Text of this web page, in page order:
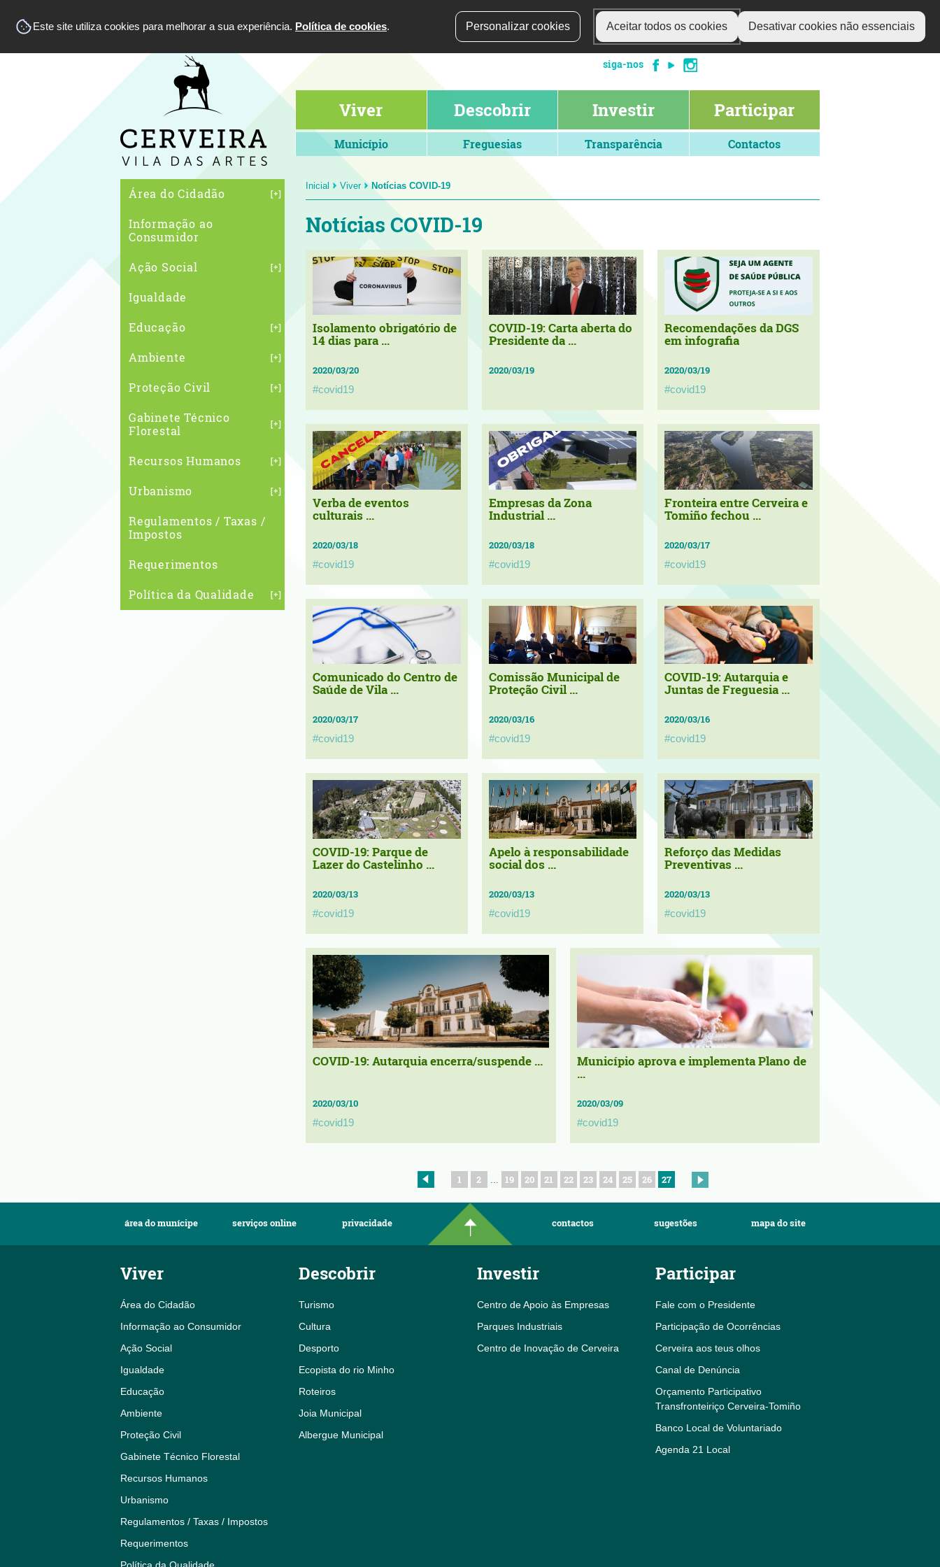
Este site utiliza cookies para melhorar a sua experiência. Política de cookies. Personalizar cookies Aceitar todos os cookies Desativar cookies não essenciais
siga-nos
Viver Descobrir Investir Participar
Município Freguesias Transparência Contactos
Área do Cidadão
Informação ao
Consumidor
Ação Social
Igualdade
Educação
Ambiente
Proteção Civil
Gabinete Técnico
Florestal
Recursos Humanos
Urbanismo
Regulamentos / Taxas /
Impostos
Requerimentos
Política da Qualidade
Inicial Viver Notícias COVID-19
Notícias COVID-19
Isolamento obrigatório de
14 dias para ...
2020/03/20
#covid19
COVID-19: Carta aberta do
Presidente da ...
2020/03/19
Recomendações da DGS
em infografia
2020/03/19
#covid19
Verba de eventos
culturais ...
2020/03/18
#covid19
Empresas da Zona
Industrial ...
2020/03/18
#covid19
Fronteira entre Cerveira e
Tomiño fechou ...
2020/03/17
#covid19
Comunicado do Centro de
Saúde de Vila ...
2020/03/17
#covid19
Comissão Municipal de
Proteção Civil ...
2020/03/16
#covid19
COVID-19: Autarquia e
Juntas de Freguesia ...
2020/03/16
#covid19
COVID-19: Parque de
Lazer do Castelinho ...
2020/03/13
#covid19
Apelo à responsabilidade
social dos ...
2020/03/13
#covid19
Reforço das Medidas
Preventivas ...
2020/03/13
#covid19
COVID-19: Autarquia encerra/suspende ...
2020/03/10
#covid19
Município aprova e implementa Plano de
...
2020/03/09
#covid19
1 2 19 20 21 22 23 24 25 26 27
área do munícipe serviços online privacidade contactos sugestões mapa do site
Viver
Área do Cidadão
Informação ao Consumidor
Ação Social
Igualdade
Educação
Ambiente
Proteção Civil
Gabinete Técnico Florestal
Recursos Humanos
Urbanismo
Regulamentos / Taxas / Impostos
Requerimentos
Política da Qualidade
Descobrir
Turismo
Cultura
Desporto
Ecopista do rio Minho
Roteiros
Joia Municipal
Albergue Municipal
Investir
Centro de Apoio às Empresas
Parques Industriais
Centro de Inovação de Cerveira
Participar
Fale com o Presidente
Participação de Ocorrências
Cerveira aos teus olhos
Canal de Denúncia
Orçamento Participativo
Transfronteiriço Cerveira-Tomiño
Banco Local de Voluntariado
Agenda 21 Local